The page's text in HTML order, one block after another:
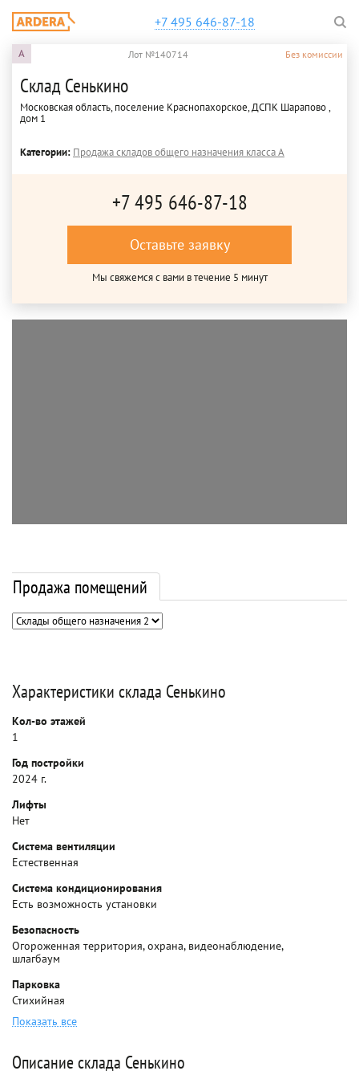
+7 495 646-87-18
A Лот №140714 Без комиссии
Склад Сенькино
Московская область, поселение Краснопахорское, ДСПК Шарапово ,
дом 1
Категории: Продажа складов общего назначения класса A
+7 495 646-87-18
Оставьте заявку
Мы свяжемся с вами в течение 5 минут
Продажа помещений
Характеристики склада Сенькино
Кол-во этажей
1
Год постройки
2024 г.
Лифты
Нет
Система вентиляции
Естественная
Система кондиционирования
Есть возможность установки
Безопасность
Огороженная территория, охрана, видеонаблюдение,
шлагбаум
Парковка
Стихийная
Показать все
Описание склада Сенькино